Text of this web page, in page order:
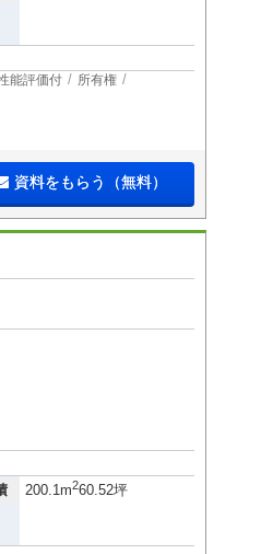
能評価付
所有権
資料をもらう（無料）
200.1m260.52坪